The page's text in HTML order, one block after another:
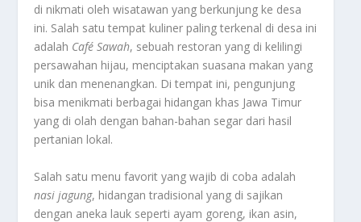
di nikmati oleh wisatawan yang berkunjung ke desa
ini. Salah satu tempat kuliner paling terkenal di desa ini
adalah Café Sawah, sebuah restoran yang di kelilingi
persawahan hijau, menciptakan suasana makan yang
unik dan menenangkan. Di tempat ini, pengunjung
bisa menikmati berbagai hidangan khas Jawa Timur
yang di olah dengan bahan-bahan segar dari hasil
pertanian lokal.
Salah satu menu favorit yang wajib di coba adalah
nasi jagung, hidangan tradisional yang di sajikan
dengan aneka lauk seperti ayam goreng, ikan asin,